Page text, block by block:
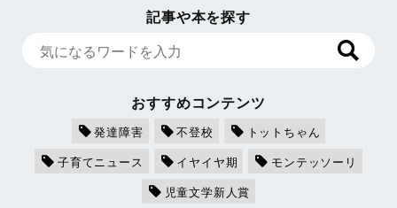
記事や本を探す
おすすめコンテンツ
発達障害 不登校
トットちゃん
子育てニュース
イヤイヤ期
モンテッソーリ
児童文学新人賞